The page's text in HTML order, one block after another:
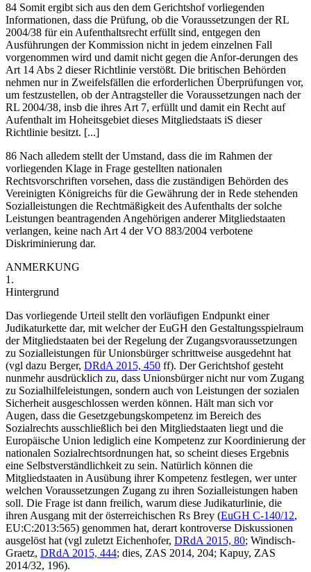
84 Somit ergibt sich aus den dem Gerichtshof vorliegenden
Informationen, dass die Prüfung, ob die Voraussetzungen der RL
2004/38 für ein Aufenthaltsrecht erfüllt sind, entgegen den
Ausführungen der Kommission nicht in jedem einzelnen Fall
vorgenommen wird und damit nicht gegen die Anfor-derungen des
Art 14 Abs 2 dieser Richtlinie verstößt. Die britischen Behörden
nehmen nur in Zweifelsfällen die erforderlichen Überprüfungen vor,
um festzustellen, ob der Antragsteller die Voraussetzungen nach der
RL 2004/38, insb die ihres Art 7, erfüllt und damit ein Recht auf
Aufenthalt im Hoheitsgebiet dieses Mitgliedstaats iS dieser
Richtlinie besitzt. [...]
86 Nach alledem stellt der Umstand, dass die im Rahmen der
vorliegenden Klage in Frage gestellten nationalen
Rechtsvorschriften vorsehen, dass die zuständigen Behörden des
Vereinigten Königreichs für die Gewährung der in Rede stehenden
Sozialleistungen die Rechtmäßigkeit des Aufenthalts der solche
Leistungen beantragenden Angehörigen anderer Mitgliedstaaten
verlangen, keine nach Art 4 der VO 883/2004 verbotene
Diskriminierung dar.
ANMERKUNG
1.
Hintergrund
Das vorliegende Urteil stellt den vorläufigen Endpunkt einer
Judikaturkette dar, mit welcher der EuGH den Gestaltungsspielraum
der Mitgliedstaaten bei der Regelung der Zugangsvoraussetzungen
zu Sozialleistungen für Unionsbürger schrittweise ausgedehnt hat
(vgl dazu Berger, DRdA 2015, 450 ff). Der Gerichtshof gesteht
nunmehr ausdrücklich zu, dass Unionsbürger nicht nur vom Zugang
zu Sozialhilfeleistungen, sondern auch von Leistungen der sozialen
Sicherheit ausgeschlossen werden können. Hält man sich vor
Augen, dass die Gesetzgebungskompetenz im Bereich des
Sozialrechts ausschließlich bei den Mitgliedstaaten liegt und die
Europäische Union lediglich eine Kompetenz zur Koordinierung der
nationalen Sozialrechtsordnungen hat, so scheint dieses Ergebnis
eine Selbstverständlichkeit zu sein. Natürlich können die
Mitgliedstaaten in Ausübung ihrer Kompetenz festlegen, wer unter
welchen Voraussetzungen Zugang zu ihren Sozialleistungen haben
soll. Die Frage ist dann freilich, warum diese Judikaturlinie, die
ihren Ausgang mit der österreichischen Rs Brey (EuGH C-140/12,
EU:C:2013:565) genommen hat, derart kontroverse Diskussionen
ausgelöst hat (vgl zuletzt Eichenhofer, DRdA 2015, 80; Windisch-
Graetz, DRdA 2015, 444; dies, ZAS 2014, 204; Kapuy, ZAS
2014/32, 196).